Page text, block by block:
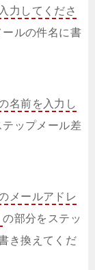
力してくださ
ルの件名に書
名前を入力し
ップメール差
メールアドレ
の部分をステッ
き換えてくだ